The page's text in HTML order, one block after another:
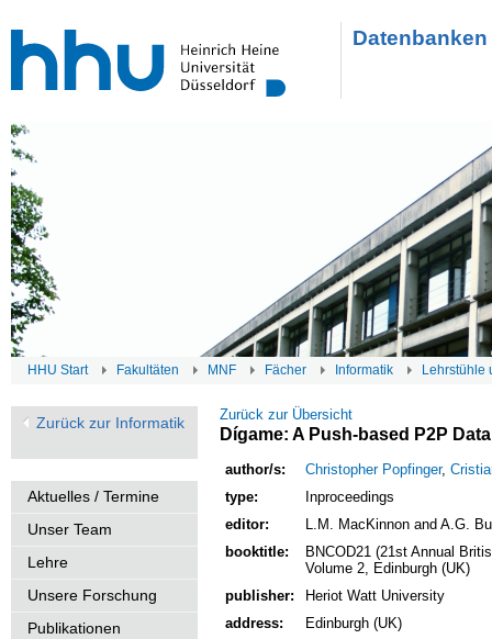
HHU Start Fakultäten MNF Fächer Informatik Lehrstühle
Zurück zur Informatik
Aktuelles / Termine
Unser Team
Lehre
Unsere Forschung
Publikationen
Zurück zur Übersicht
Dígame: A Push-based P2P
author/s: Christopher Popfinger,
type:
Inproceedings
editor:
L.M. MacKinnon and A.G.
booktitle:
BNCOD21 (21st Annual
Volume 2, Edinburgh (UK)
publisher:
Heriot Watt University
address:
Edinburgh (UK)